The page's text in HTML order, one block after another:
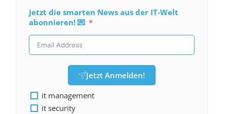
Jetzt die smarten News aus der IT-Welt
abonnieren! 💌
Jetzt Anmelden!
it management
it security